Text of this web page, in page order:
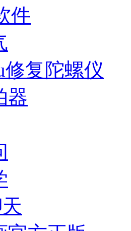
件
修复陀螺仪
器